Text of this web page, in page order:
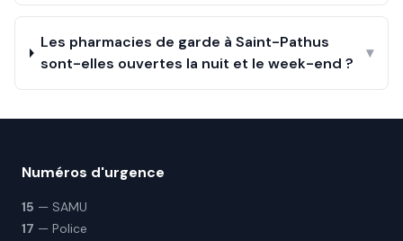
Les pharmacies de garde à Saint-Pathus
sont-elles ouvertes la nuit et le week-end ?
▾
Numéros d'urgence
15 — SAMU
17 — Police